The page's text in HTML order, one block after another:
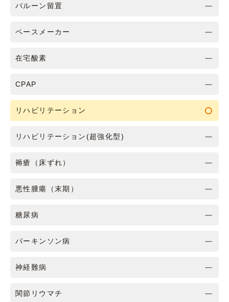
バルーン留置
ペースメーカー
在宅酸素
CPAP
リハビリテーション
リハビリテーション(超強化型)
褥瘡（床ずれ）
悪性腫瘍（末期）
糖尿病
パーキンソン病
神経難病
関節リウマチ